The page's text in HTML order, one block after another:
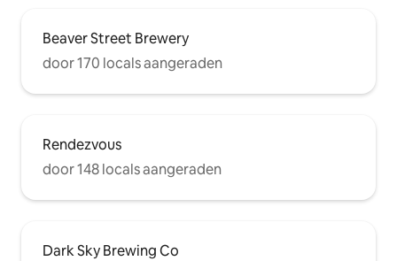
Beaver Street Brewery
door 170 locals aangeraden
Rendezvous
door 148 locals aangeraden
Dark Sky Brewing Co